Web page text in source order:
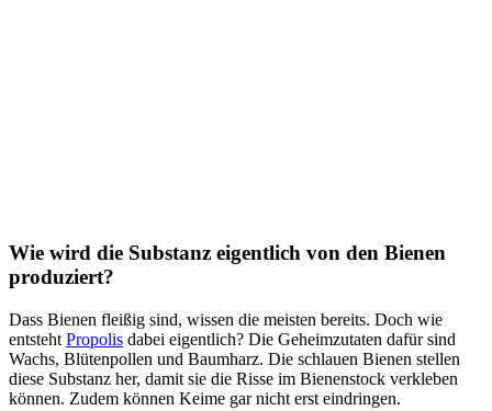
Wie wird die Substanz eigentlich von den Bienen
produziert?
Dass Bienen fleißig sind, wissen die meisten bereits. Doch wie
entsteht Propolis dabei eigentlich? Die Geheimzutaten dafür sind
Wachs, Blütenpollen und Baumharz. Die schlauen Bienen stellen
diese Substanz her, damit sie die Risse im Bienenstock verkleben
können. Zudem können Keime gar nicht erst eindringen.